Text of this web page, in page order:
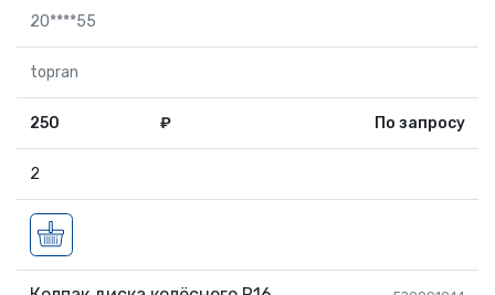
20****55
topran
250 ₽ По запросу
2